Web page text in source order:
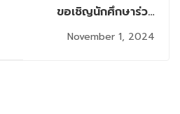
ขอเชิญนักศึกษาร่วม
กิจกรรม Firm 1/2024
: Omega Grit
November 1, 2024